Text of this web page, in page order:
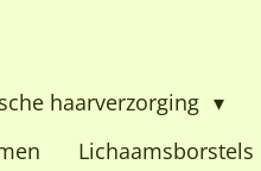
haarverzorging
Lichaamsborstels